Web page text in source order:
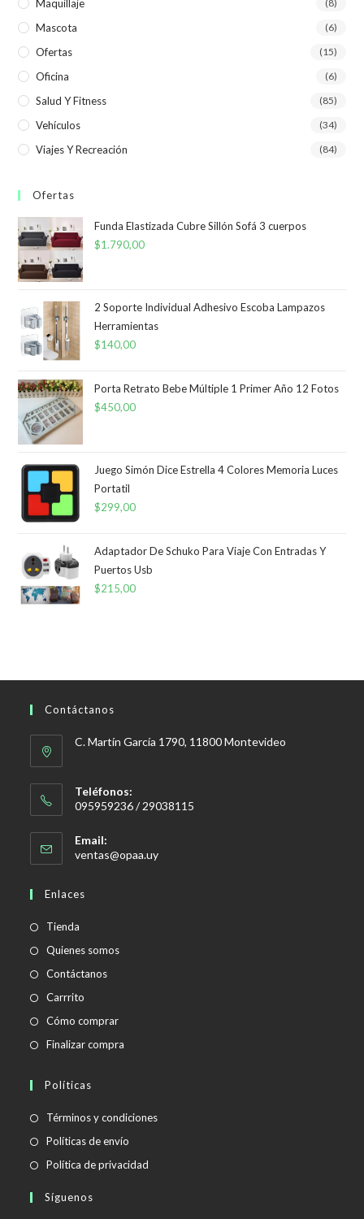
Maquillaje (8)
Mascota (6)
Ofertas (15)
Oficina (6)
Salud Y Fitness (85)
Vehículos (34)
Viajes Y Recreación (84)
Ofertas
Funda Elastizada Cubre Sillón Sofá 3 cuerpos
$1.790,00
2 Soporte Individual Adhesivo Escoba Lampazos
Herramientas
$140,00
Porta Retrato Bebe Múltiple 1 Primer Año 12 Fotos
$450,00
Juego Simón Dice Estrella 4 Colores Memoria Luces
Portatil
$299,00
Adaptador De Schuko Para Viaje Con Entradas Y
Puertos Usb
$215,00
Contáctanos
C. Martín García 1790, 11800 Montevideo
Teléfonos:
095959236 / 29038115
Email:
ventas@opaa.uySe
Enlaces
Tienda
Quienes somos
Contáctanos
Carrrito
Cómo comprar
Finalizar compra
Políticas
Términos y condicionesSe
Políticas de envío
abre
Política de privacidad
Síguenos